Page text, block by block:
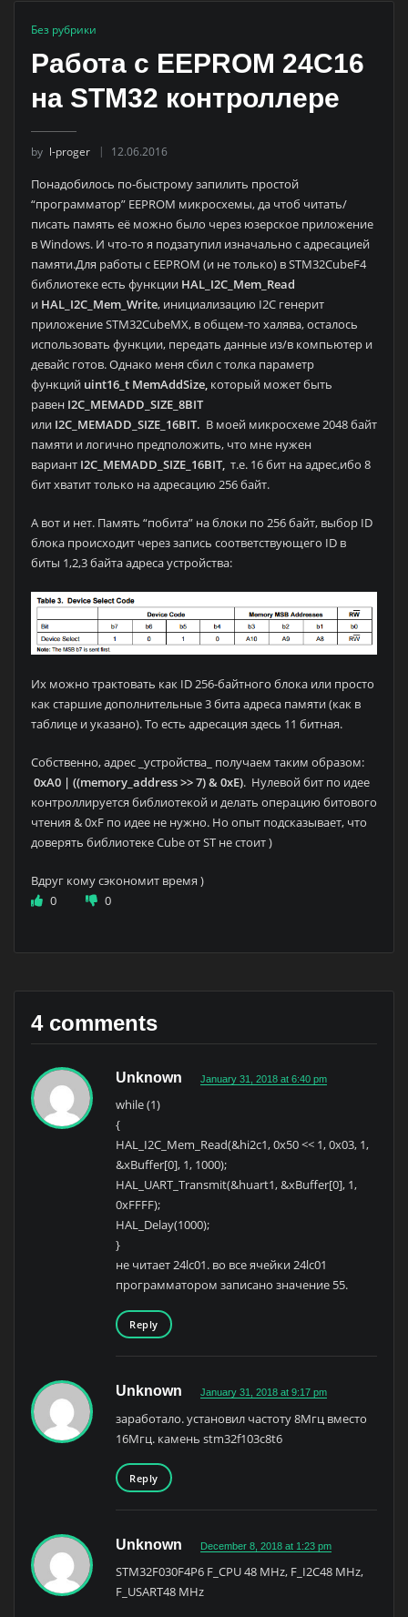
Без рубрики
Работа с EEPROM 24C16
на STM32 контроллере
by l-proger 12.06.2016
Понадобилось по-быстрому запилить простой
“программатор” EEPROM микросхемы, да чтоб читать/
писать память её можно было через юзерское приложение
в Windows. И что-то я подзатупил изначально с адресацией
памяти.Для работы с EEPROM (и не только) в STM32CubeF4
библиотеке есть функции HAL_I2C_Mem_Read
и HAL_I2C_Mem_Write, инициализацию I2C генерит
приложение STM32CubeMX, в общем-то халява, осталось
использовать функции, передать данные из/в компьютер и
девайс готов. Однако меня сбил с толка параметр
функций uint16_t MemAddSize, который может быть
равен I2C_MEMADD_SIZE_8BIT
или I2C_MEMADD_SIZE_16BIT. В моей микросхеме 2048 байт
памяти и логично предположить, что мне нужен
вариант I2C_MEMADD_SIZE_16BIT, т.е. 16 бит на адрес,ибо 8
бит хватит только на адресацию 256 байт.
А вот и нет. Память “побита” на блоки по 256 байт, выбор ID
блока происходит через запись соответствующего ID в
биты 1,2,3 байта адреса устройства:
Их можно трактовать как ID 256-байтного блока или просто
как старшие дополнительные 3 бита адреса памяти (как в
таблице и указано). То есть адресация здесь 11 битная.
Собственно, адрес _устройства_ получаем таким образом:
0xA0 | ((memory_address >> 7) & 0xE). Нулевой бит по идее
контроллируется библиотекой и делать операцию битового
чтения & 0xF по идее не нужно. Но опыт подсказывает, что
доверять библиотеке Cube от ST не стоит )
Вдруг кому сэкономит время )
0
0
4 comments
Unknown January 31, 2018 at 6:40 pm
while (1)
{
HAL_I2C_Mem_Read(&hi2c1, 0x50 << 1, 0x03, 1,
&xBuffer[0], 1, 1000);
HAL_UART_Transmit(&huart1, &xBuffer[0], 1,
0xFFFF);
HAL_Delay(1000);
}
не читает 24lc01. во все ячейки 24lc01
программатором записано значение 55.
Reply
Unknown January 31, 2018 at 9:17 pm
заработало. установил частоту 8Мгц вместо
16Мгц. камень stm32f103c8t6
Reply
Unknown December 8, 2018 at 1:23 pm
STM32F030F4P6 F_CPU 48 MHz, F_I2C48 MHz,
F_USART48 MHz